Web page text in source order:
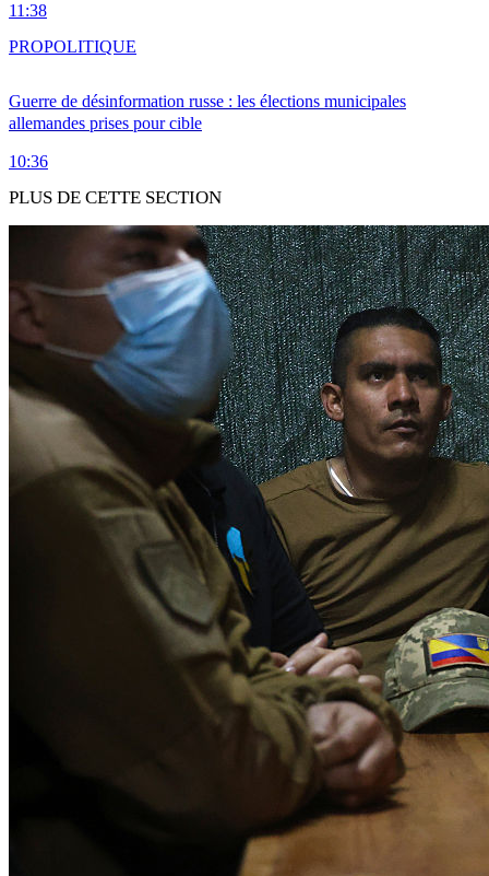
11:38
Guerre de désinformation russe : les élections municipales
allemandes prises pour cible
10:36
PROPOLITIQUE
PLUS DE CETTE SECTION